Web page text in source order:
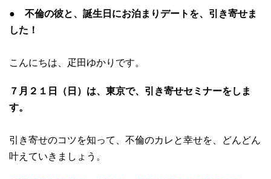
● 不倫の彼と、誕生日にお泊まりデートを、引き寄せま
した！
こんにちは、疋田ゆかりです。
７月２１日（日）は、東京で、引き寄せセミナーをしま
す。
引き寄せのコツを知って、不倫のカレと幸せを、どんどん
叶えていきましょう。